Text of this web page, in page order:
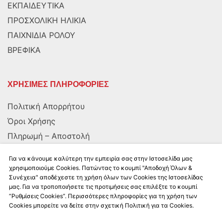
ΕΚΠΑΙΔΕΥΤΙΚΑ
ΠΡΟΣΧΟΛΙΚΗ ΗΛΙΚΙΑ
ΠΑΙΧΝΙΔΙΑ ΡΟΛΟΥ
ΒΡΕΦΙΚΑ
ΧΡΗΣΙΜΕΣ ΠΛΗΡΟΦΟΡΙΕΣ
Πολιτική Απορρήτου
Όροι Χρήσης
Πληρωμή – Αποστολή
ΑΚΟΛΟΥΘΗΣΤΕ ΜΑΣ
Για να κάνουμε καλύτερη την εμπειρία σας στην Ιστοσελίδα μας
χρησιμοποιούμε Cookies. Πατώντας το κουμπί "Αποδοχή Όλων &
Συνέχεια" αποδέχεστε τη χρήση όλων των Cookies της Ιστοσελίδας
μας. Για να τροποποιήσετε τις προτιμήσεις σας επιλέξτε το κουμπί
“Ρυθμίσεις Cookies”. Περισσότερες πληροφορίες για τη χρήση των
Cookies μπορείτε να δείτε στην σχετική Πολιτική για τα Cookies.